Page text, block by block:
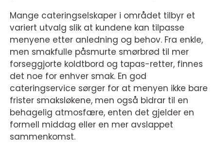
Mange cateringselskaper i området tilbyr et
variert utvalg slik at kundene kan tilpasse
menyene etter anledning og behov. Fra enkle,
men smakfulle påsmurte smørbrød til mer
forseggjorte koldtbord og tapas-retter, finnes
det noe for enhver smak. En god
cateringservice sørger for at menyen ikke bare
frister smaksløkene, men også bidrar til en
behagelig atmosfære, enten det gjelder en
formell middag eller en mer avslappet
sammenkomst.